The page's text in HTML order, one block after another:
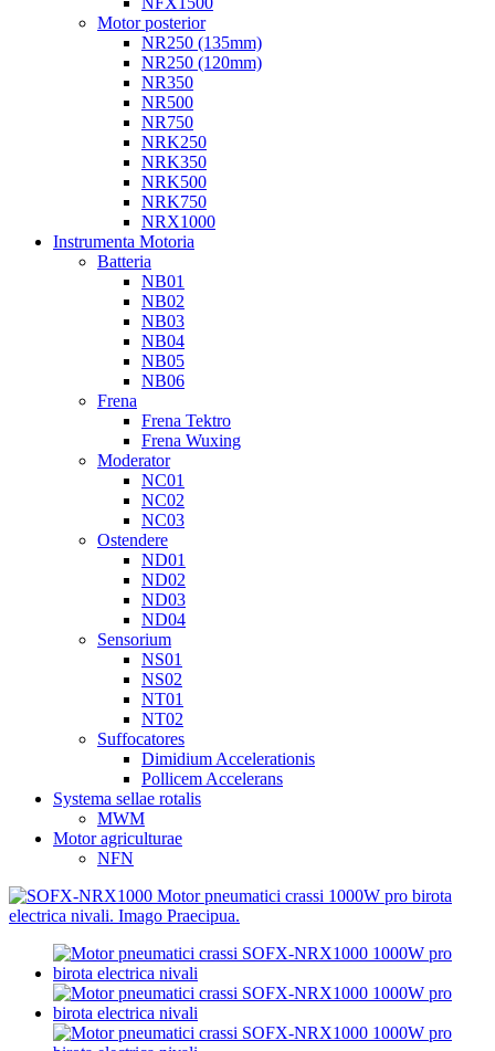
Motor posterior
NR250 (135mm)
NR250 (120mm)
NR350
NR500
NR750
NRK250
NRK350
NRK500
NRK750
NRX1000
Instrumenta Motoria
Batteria
NB01
NB02
NB03
NB04
NB05
NB06
Frena
Frena Tektro
Frena Wuxing
Moderator
NC01
NC02
NC03
Ostendere
ND01
ND02
ND03
ND04
Sensorium
NS01
NS02
NT01
NT02
Suffocatores
Dimidium Accelerationis
Pollicem Accelerans
Systema sellae rotalis
MWM
Motor agriculturae
NFN